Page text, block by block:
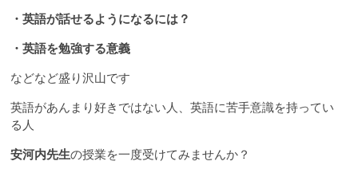
・英語が話せるようになるには？
・英語を勉強する意義
などなど盛り沢山です
英語があんまり好きではない人、英語に苦手意識を持ってい
る人
安河内先生の授業を一度受けてみませんか？